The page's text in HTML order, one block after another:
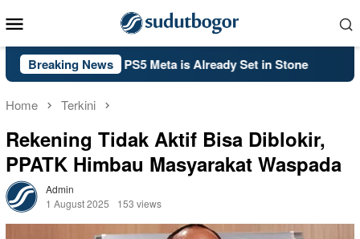
to
Menu
Breaking News
Ops 2’s PS5 Meta is Already Set in Stone
Home Terkini
Rekening Tidak Aktif Bisa Diblokir,
PPATK Himbau Masyarakat Waspada
Admin
1 August 2025
153 views